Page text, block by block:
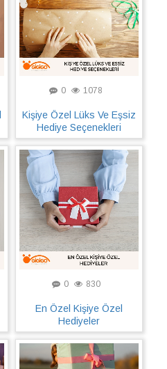
0 1078
Kişiye Özel Lüks Ve Eşsiz
Hediye Seçenekleri
0 830
En Özel Kişiye Özel
Hediyeler